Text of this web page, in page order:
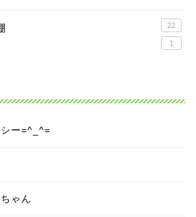
22
1
ー=^_^=
ゃん